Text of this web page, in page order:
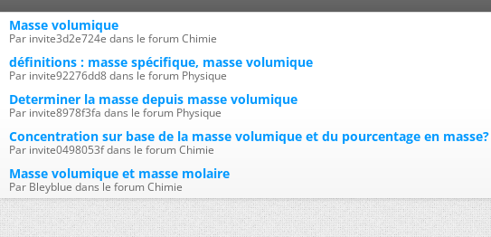
Masse volumique
Par invite3d2e724e dans le forum Chimie
définitions : masse spécifique, masse volumique
Par invite92276dd8 dans le forum Physique
Determiner la masse depuis masse volumique
Par invite8978f3fa dans le forum Physique
Concentration sur base de la masse volumique et du pourcentage en masse?
Par invite0498053f dans le forum Chimie
Masse volumique et masse molaire
Par Bleyblue dans le forum Chimie